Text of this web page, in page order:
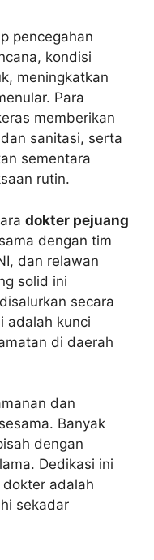
pencegahan
kondisi
meningkatkan
Para
memberikan
sanitasi, serta
sementara
rutin.
dokter pejuang
dengan tim
dan relawan
solid ini
secara
adalah kunci
di daerah
dan
Banyak
dengan
Dedikasi ini
adalah
sekadar